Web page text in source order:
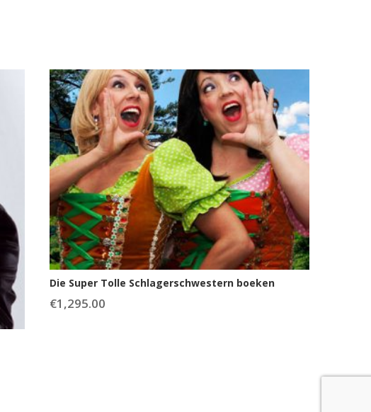
Die Super Tolle Schlagerschwestern boeken
€1,295.00